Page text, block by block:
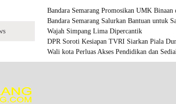
Bandara Semarang Promosikan UMK
Bandara Semarang Salurkan Bantuan untuk
Wajah Simpang Lima Dipercantik
DPR Soroti Kesiapan TVRI Siarkan Piala
Wali kota Perluas Akses Pendidikan dan